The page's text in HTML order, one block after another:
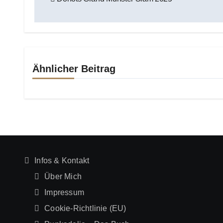
Ähnlicher Beitrag
Infos & Kontakt
Über Mich
Impressum
Cookie-Richtlinie (EU)